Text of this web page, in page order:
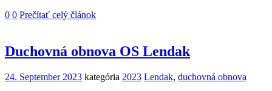
0 0 Prečítať celý článok
Duchovná obnova OS Lendak
24. September 2023 kategória 2023 Lendak, duchovná obnova